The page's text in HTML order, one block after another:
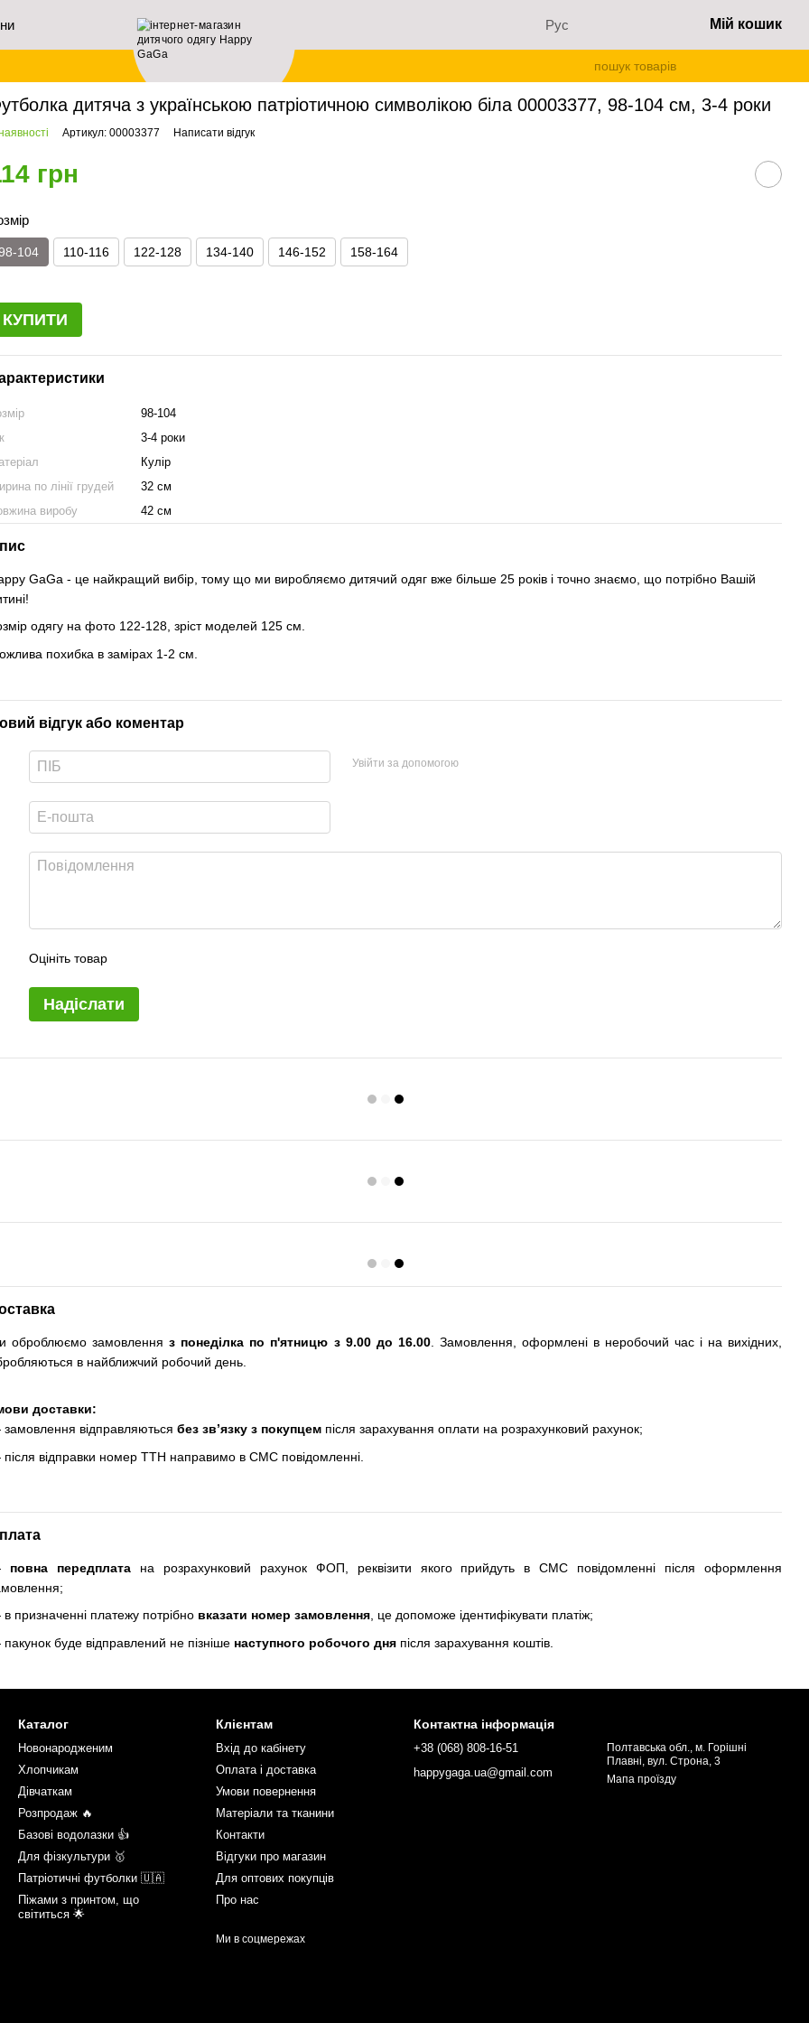
Рус Мій кошик
Патріотичні футболки 🇺🇦 Футболка дитяча з українською патріотичною символікою біла 00003377, 98-104 см, 3-4 роки
дитяча з українською патріотичною символікою біла 00003377, 98-104 см, 3-4 роки
Артикул: 00003377 Написати відгук
грн
104 110-116 122-128 134-140 146-152 158-164
КУПИТИ
98-104
3-4 роки
Кулір
по лінії грудей
32 см
виробу
42 см
GaGa - це найкращий вибір, тому що ми виробляємо дитячий одяг вже більше 25 років і точно знаємо, що потрібно Вашій
одягу на фото 122-128, зріст моделей 125 см.
похибка в замірах 1-2 см.
відгук або коментар
Увійти за допомогою
Оцініть товар
Надіслати
оброблюємо замовленняз понеділка по п'ятницю з 9.00 до 16.00. Замовлення, оформлені в неробочий час і на вихідних,
в найближчий робочий день.
доставки:
відправляютьсябез зв’язку з покупцем після зарахування оплати на розрахунковий рахунок;
відправки номер ТТН направимо в СМС повідомленні.
повна передплата на розрахунковий рахунок ФОП, реквізити якого прийдуть в СМС повідомленні після оформлення
призначенні платежу потрібно вказати номер замовлення, це допоможе ідентифікувати платіж;
буде відправлений не пізніше наступного робочого дня після зарахування коштів.
Каталог
Новонародженим
Хлопчикам
Дівчаткам
Розпродаж 🔥
Базові водолазки 👍
Для фізкультури 🥇
Патріотичні футболки 🇺🇦
Піжами з принтом, що
світиться 🌟
Клієнтам
Вхід до кабінету
Оплата і доставка
Умови повернення
Матеріали та тканини
Контакти
Відгуки про магазин
Для оптових покупців
Про нас
Ми в соцмережах
Контактна інформація
+38 (068) 808-16-51
happygaga.ua@gmail.com
Полтавська обл., м. Горішні
Плавні, вул. Строна, 3
Мапа проїзду